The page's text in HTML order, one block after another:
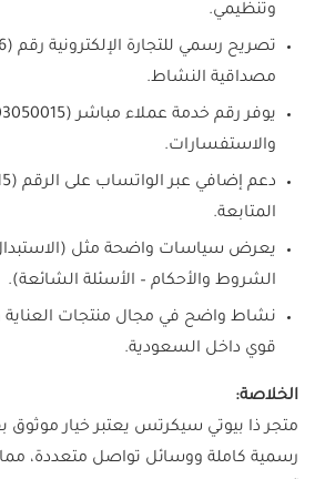
وتنظيمي.
مصداقية النشاط.
والاستفسارات.
المتابعة.
يعرض سياسات واضحة مثل (الاستبدال
الشروط والأحكام – الأسئلة الشائعة).
نشاط واضح في مجال منتجات
قوي داخل السعودية.
الخلاصة:
متجر ذا بيوتي سيكرتس يعتبر خيار موثوق
رسمية كاملة ووسائل تواصل متعددة،